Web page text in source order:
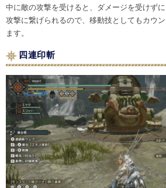
中に敵の攻撃を受けると、ダメージを受けず
攻撃に繋げられるので、移動技としてもカウ
ます。
四連印斬